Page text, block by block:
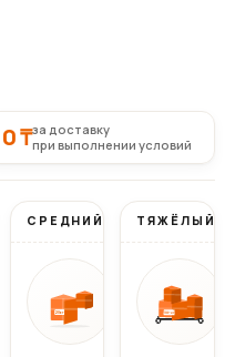
0 ₸за доставку
при выполнении условий
Бесплатно
Вес до 10 кг
10 000 ₸
СРЕДНИЙ Бесплатно
20кг
Вес 10–20 кг
20 000 ₸
ТЯЖЁЛЫЙ
30+кг